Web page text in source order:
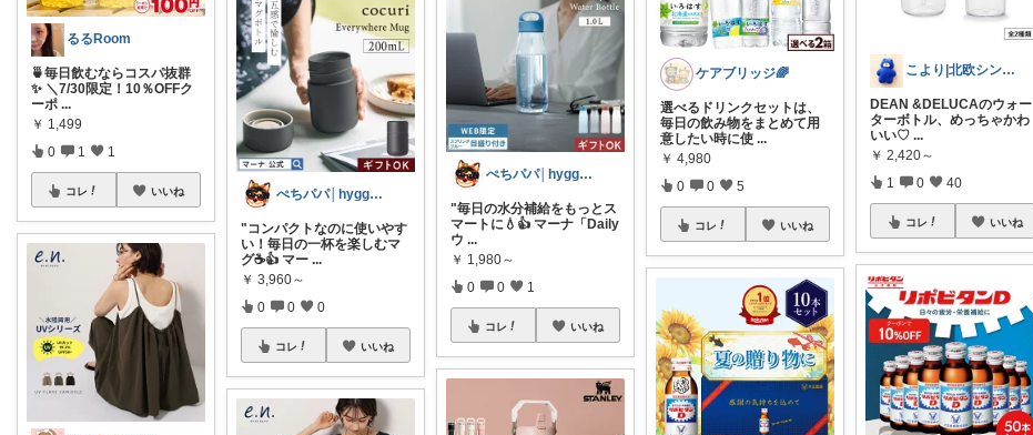
るるRoom
🍵毎日飲むならコスパ抜群
✨ ＼7/30限定！10％OFFク
ーポ ...
￥ 1,499
0 1 1
コレ いいね ぺちパパ│hyggeな暮らし🌿
"コンパクトなのに使いやす
い！毎日の一杯を楽しむマ
グ☕👍 マー ...
￥ 3,960～
0 0 0
コレ いいね
ぺちパパ│hyggeな暮らし🌿
"毎日の水分補給をもっとス
マートに💧👍 マーナ「Daily
ウ ...
￥ 1,980～
0 0 1
コレ いいね
ケアブリッジ🌈
選べるドリンクセットは、
毎日の飲み物をまとめて用
意したい時に使 ...
￥ 4,980
0 0 5
コレ いいね
こより|北欧シンプル淡色大好き保育士
DEAN &DELUCAのウォー
ターボトル、めっちゃかわ
いい♡ ...
￥ 2,420～
1 0 40
コレ いいね